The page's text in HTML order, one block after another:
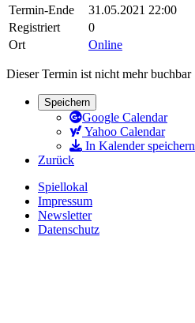
Termin-Ende
31.05.2021 22:00
Registriert
0
Ort
Online
Dieser Termin ist nicht mehr buchbar
Speichern
Google Calendar
Yahoo Calendar
In Kalender speichern
Zurück
Spiellokal
Impressum
Newsletter
Datenschutz